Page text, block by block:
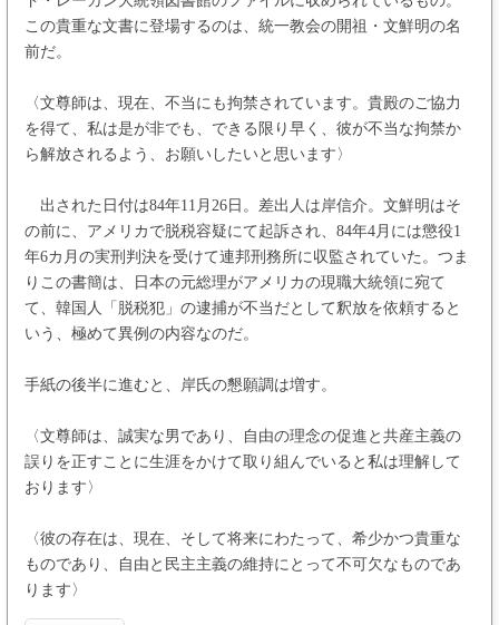
この貴重な文書に登場するのは、統一教会の開祖・文鮮明の名
前だ。
〈文尊師は、現在、不当にも拘禁されています。貴殿のご協力
を得て、私は是が非でも、できる限り早く、彼が不当な拘禁か
ら解放されるよう、お願いしたいと思います〉
出された日付は84年11月26日。差出人は岸信介。文鮮明はそ
の前に、アメリカで脱税容疑にて起訴され、84年4月には懲役1
年6カ月の実刑判決を受けて連邦刑務所に収監されていた。つま
りこの書簡は、日本の元総理がアメリカの現職大統領に宛て
て、韓国人「脱税犯」の逮捕が不当だとして釈放を依頼すると
いう、極めて異例の内容なのだ。
手紙の後半に進むと、岸氏の懇願調は増す。
〈文尊師は、誠実な男であり、自由の理念の促進と共産主義の
誤りを正すことに生涯をかけて取り組んでいると私は理解して
おります〉
〈彼の存在は、現在、そして将来にわたって、希少かつ貴重な
ものであり、自由と民主主義の維持にとって不可欠なものであ
ります〉